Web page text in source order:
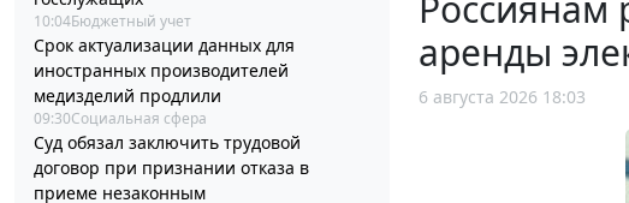
10:04Бюджетный учет
Срок актуализации данных для
иностранных производителей
медизделий продлили
09:30Социальная сфера
Суд обязал заключить трудовой
договор при признании отказа в
приеме незаконным
аренды
6 августа 2026 18:03